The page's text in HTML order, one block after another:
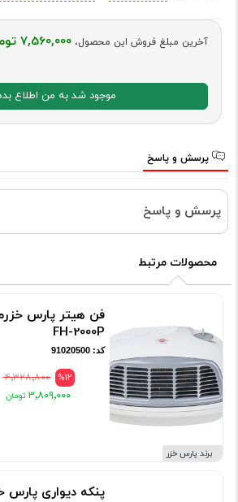
آخرین مبلغ فروش این محصول، 7,560,000 تومان
موجود شد به من اطلاع
پرسش و پاسخ
پرسش و پاسخ
محصولات مرتبط
برند پارس خزر
فن هیتر پارس
FH-2000P
کد: 91020500
%12 ۴٬۳۲۸٬۸۰۰
۳٬۸۰۹٬۰۰۰
پنکه دیواری پارس